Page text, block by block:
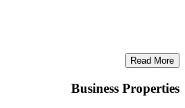
Read More
Business Properties